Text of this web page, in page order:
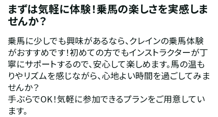
まずは気軽に体験！乗馬の楽しさを実感しま
せんか？
乗馬に少しでも興味があるなら、クレインの乗馬体験
がおすすめです！初めての方でもインストラクターが丁
寧にサポートするので、安心して楽しめます。馬の温も
りやリズムを感じながら、心地よい時間を過ごしてみま
せんか？
手ぶらでOK！気軽に参加できるプランをご用意してい
ます。